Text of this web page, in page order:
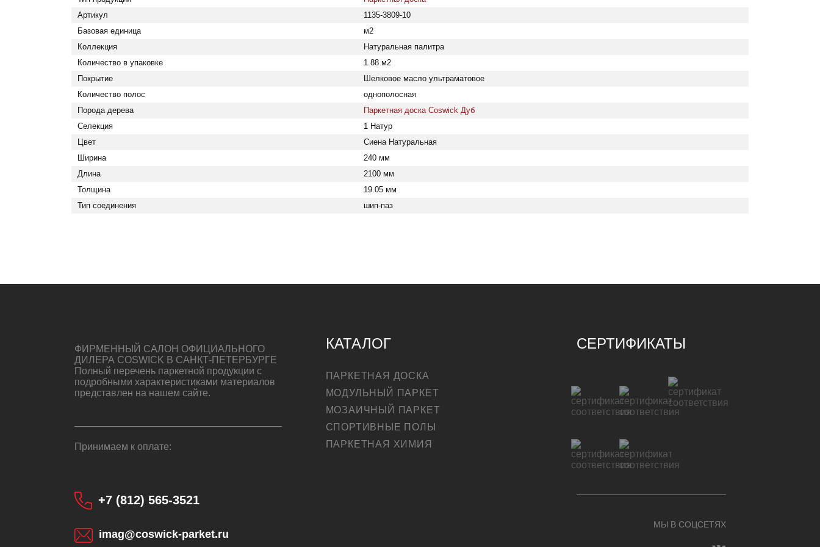
Артикул
1135-3809-10
Базовая единица
м2
Коллекция
Натуральная палитра
Количество в упаковке
1.88 м2
Покрытие
Шелковое масло ультраматовое
Количество полос
однополосная
Порода дерева
Паркетная доска Coswick Дуб
Селекция
1 Натур
Цвет
Сиена Натуральная
Ширина
240 мм
Длина
2100 мм
Толщина
19.05 мм
Тип соединения
шип-паз
ФИРМЕННЫЙ САЛОН ОФИЦИАЛЬНОГО
ДИЛЕРА COSWICK В САНКТ-ПЕТЕРБУРГЕ
Полный перечень паркетной продукции с
подробными характеристиками материалов
представлен на нашем сайте.
Принимаем к оплате:
+7 (812) 565-3521
imag@coswick-parket.ru
КАТАЛОГ
ПАРКЕТНАЯ ДОСКА
МОДУЛЬНЫЙ ПАРКЕТ
МОЗАИЧНЫЙ ПАРКЕТ
СПОРТИВНЫЕ ПОЛЫ
ПАРКЕТНАЯ ХИМИЯ
СЕРТИФИКАТЫ
МЫ В СОЦСЕТЯХ